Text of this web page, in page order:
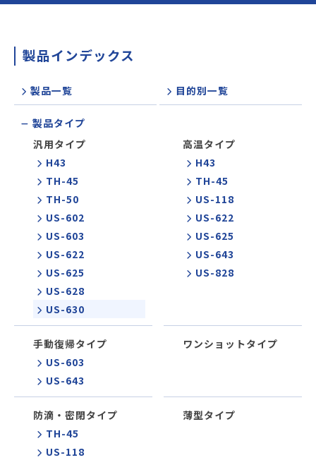
製品インデックス
製品一覧 目的別一覧
製品タイプ
汎用タイプ
H43
TH-45
TH-50
US-602
US-603
US-622
US-625
US-628
US-630
高温タイプ
H43
TH-45
US-118
US-622
US-625
US-643
US-828
手動復帰タイプ
US-603
US-643
ワンショットタイプ
防滴・密閉タイプ
TH-45
US-118
薄型タイプ